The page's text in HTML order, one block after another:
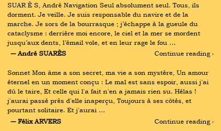
SUAR È S, André Navigation Seul absolument seul. Tous, ils
dorment. Je veille. Je suis responsable du navire et de la
marche. Je sors de la bourrasque ; j’échappe à la gueule du
cataclysme : derrière moi encore, le ciel et la mer se mordent
jusqu’aux dents, l’émail vole, et en leur rage le fou …
― André SUARÈS
Continue reading ›
Sonnet Mon âme a son secret, ma vie a son mystère, Un amour
éternel en un moment conçu : Le mal est sans espoir, aussi j'ai
dû le taire, Et celle qui l'a fait n'en a jamais rien su. Hélas !
j'aurai passé près d'elle inaperçu, Toujours à ses côtés, et
pourtant solitaire. Et j'aurai …
― Félix ARVERS
Continue reading ›